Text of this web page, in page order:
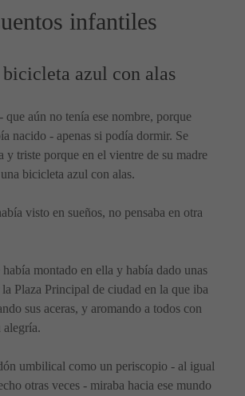
infantiles
azul con alas
aún no tenía ese nombre, porque
nacido - apenas si podía dormir. Se
y triste porque en el vientre de su madre
bicicleta azul con alas.
visto en sueños, no pensaba en otra
había montado en ella y había dado unas
Plaza Principal de ciudad en la que iba
sus aceras, y aromando a todos con
alegría.
umbilical como un periscopio - al igual
otras veces - miraba hacia ese mundo